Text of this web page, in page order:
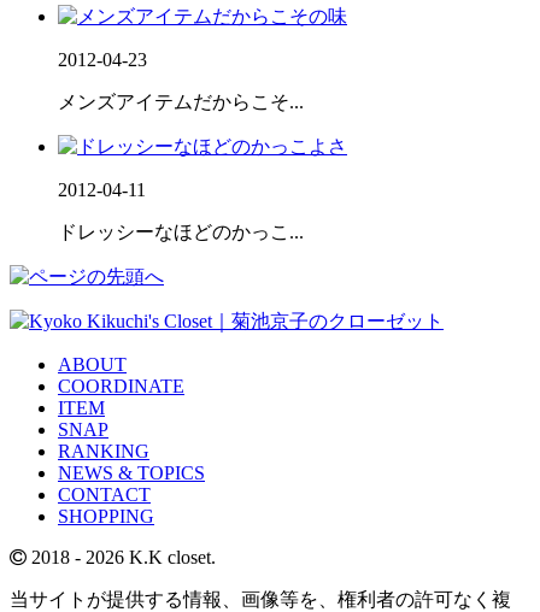
2012-04-23
メンズアイテムだからこそ...
2012-04-11
ドレッシーなほどのかっこ...
ABOUT
COORDINATE
ITEM
SNAP
RANKING
NEWS & TOPICS
CONTACT
SHOPPING
2018 - 2026 K.K closet.
当サイトが提供する情報、画像等を、権利者の許可なく複